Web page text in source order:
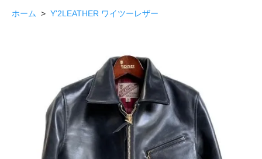
ホーム > Y'2LEATHER ワイツーレザー